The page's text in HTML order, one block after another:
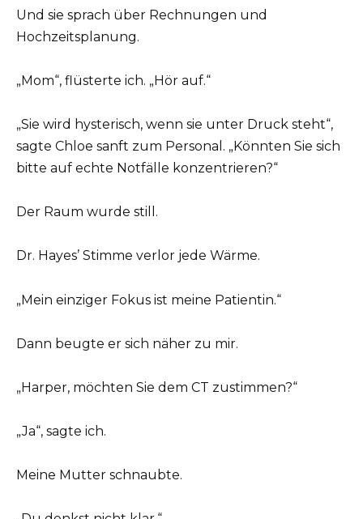
Und sie sprach über Rechnungen und
Hochzeitsplanung.
„Mom“, flüsterte ich. „Hör auf.“
„Sie wird hysterisch, wenn sie unter Druck steht“,
sagte Chloe sanft zum Personal. „Könnten Sie sich
bitte auf echte Notfälle konzentrieren?“
Der Raum wurde still.
Dr. Hayes’ Stimme verlor jede Wärme.
„Mein einziger Fokus ist meine Patientin.“
Dann beugte er sich näher zu mir.
„Harper, möchten Sie dem CT zustimmen?“
„Ja“, sagte ich.
Meine Mutter schnaubte.